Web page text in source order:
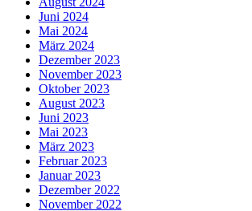
Juni 2024
Mai 2024
März 2024
Dezember 2023
November 2023
Oktober 2023
August 2023
Juni 2023
Mai 2023
März 2023
Februar 2023
Januar 2023
Dezember 2022
November 2022